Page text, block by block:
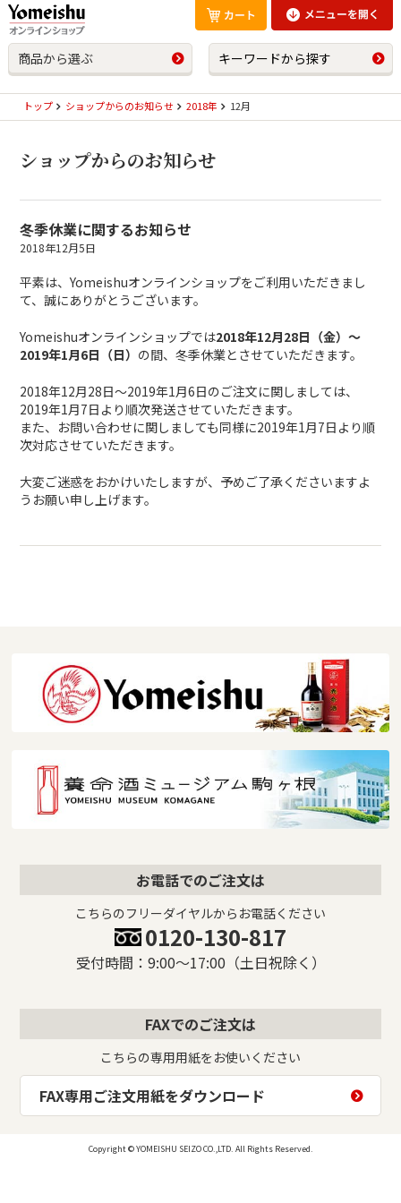
商品から選ぶ キーワードから探す
トップ ショップからのお知らせ 2018年 12月
ショップからのお知らせ
冬季休業に関するお知らせ
2018年12月5日
平素は、Yomeishuオンラインショップをご利用いただきまし
て、誠にありがとうございます。
Yomeishuオンラインショップでは2018年12月28日（金）〜
2019年1月6日（日） の間、冬季休業とさせていただきます。
2018年12月28日〜2019年1月6日のご注文に関しましては、
2019年1月7日より順次発送させていただきます。
また、お問い合わせに関しましても同様に2019年1月7日より順
次対応させていただきます。
大変ご迷惑をおかけいたしますが、予めご了承くださいますよ
うお願い申し上げます。
お電話でのご注文は
こちらのフリーダイヤルからお電話ください
0120-130-817
受付時間：9:00〜17:00（土日祝除く）
FAXでのご注文は
こちらの専用用紙をお使いください
FAX専用ご注文用紙をダウンロード
Copyright © YOMEISHU SEIZO CO.,LTD. All Rights Reserved.